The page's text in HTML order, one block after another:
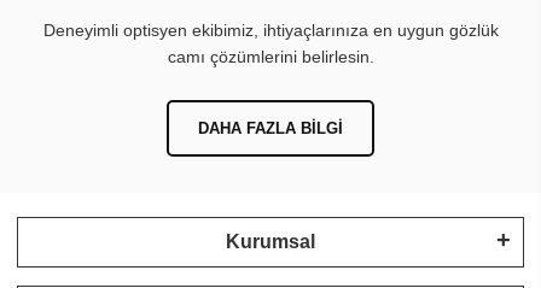
Deneyimli optisyen ekibimiz, ihtiyaçlarınıza en uygun gözlük
camı çözümlerini belirlesin.
DAHA FAZLA BILGI
Kurumsal